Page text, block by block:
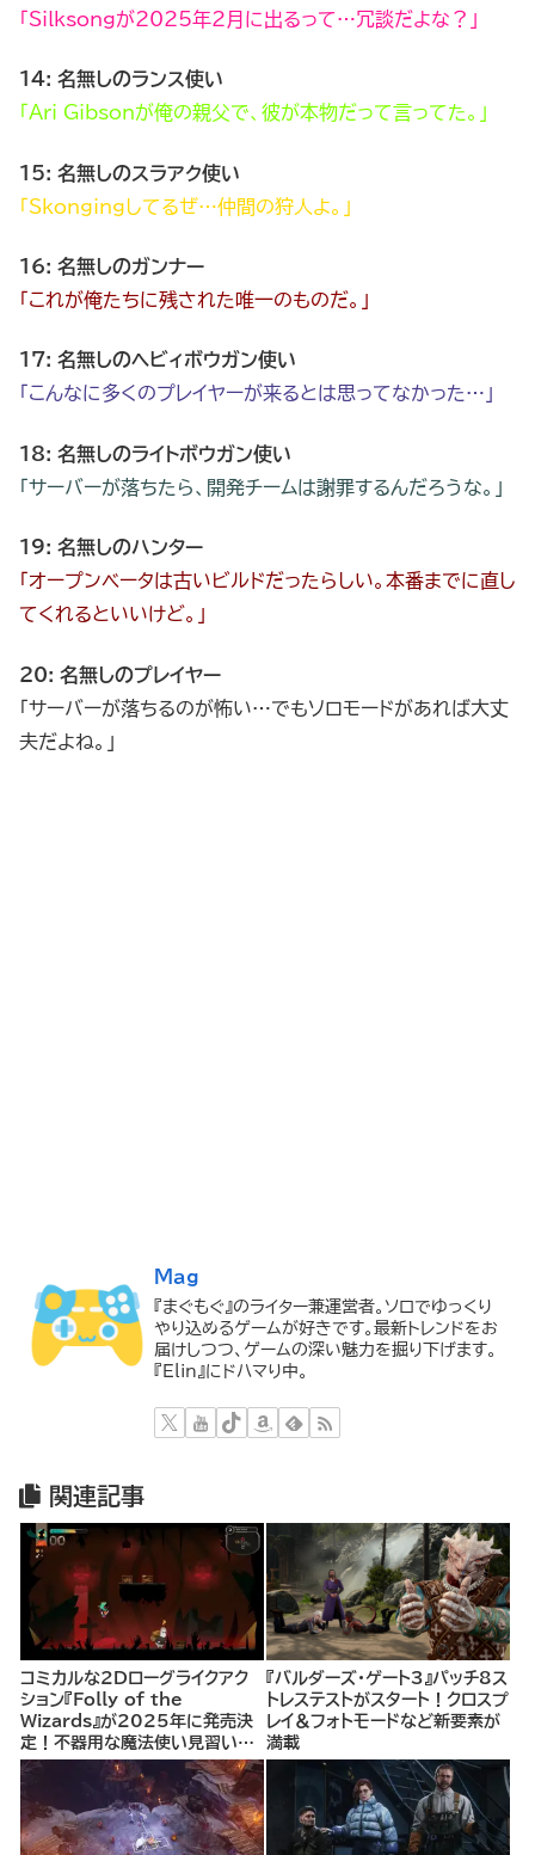
「Silksongが2025年2月に出るって…冗談だよな？」
14: 名無しのランス使い
「Ari Gibsonが俺の親父で、彼が本物だって言ってた。」
15: 名無しのスラアク使い
「Skongingしてるぜ…仲間の狩人よ。」
16: 名無しのガンナー
「これが俺たちに残された唯一のものだ。」
17: 名無しのヘビィボウガン使い
「こんなに多くのプレイヤーが来るとは思ってなかった…」
18: 名無しのライトボウガン使い
「サーバーが落ちたら、開発チームは謝罪するんだろうな。」
19: 名無しのハンター
「オープンベータは古いビルドだったらしい。本番までに直し
てくれるといいけど。」
20: 名無しのプレイヤー
「サーバーが落ちるのが怖い…でもソロモードがあれば大丈
夫だよね。」
Mag
『まぐもぐ』のライター兼運営者。ソロでゆっくり
やり込めるゲームが好きです。最新トレンドをお
届けしつつ、ゲームの深い魅力を掘り下げます。
『Elin』にドハマり中。
関連記事
コミカルな2Dローグライクアク
ション『Folly of the
Wizards』が2025年に発売決
定！不器用な魔法使い見習いと
して、ランダム生成ダンジョンを
探索し、世界を救う冒険へ。
『バルダーズ・ゲート3』パッチ8ス
トレステストがスタート！クロスプ
レイ＆フォトモードなど新要素が
満載